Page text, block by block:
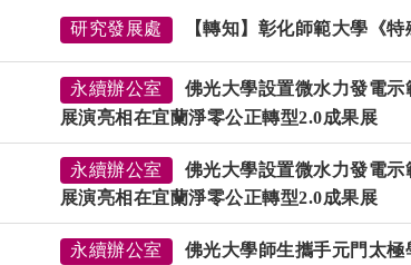
研究發展處 【轉知】彰化師範大學《
永續辦公室
佛光大學設置微水力發電
展演亮相在宜蘭淨零公正轉型2.0成果展
永續辦公室
佛光大學設置微水力發電
展演亮相在宜蘭淨零公正轉型2.0成果展
永續辦公室
佛光大學師生攜手元門太